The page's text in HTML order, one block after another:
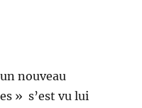
nouveau
» s’est vu lui